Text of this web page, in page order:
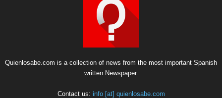
Quienlosabe.com is a collection of news from the most important Spanish
written Newspaper.
Contact us: info [at] quienlosabe.com